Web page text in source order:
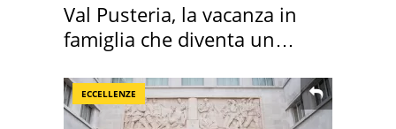
Val Pusteria, la vacanza in
famiglia che diventa un
ECCELLENZE